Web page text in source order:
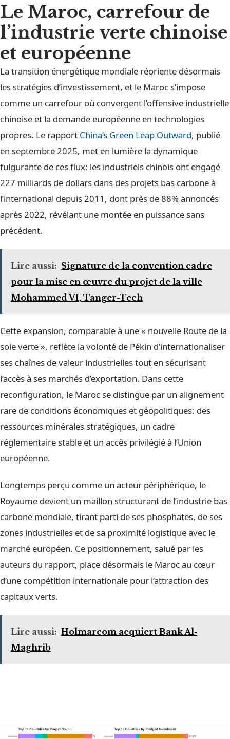
Le Maroc, carrefour de
l’industrie verte chinoise
et européenne
La transition énergétique mondiale réoriente désormais
les stratégies d’investissement, et le Maroc s’impose
comme un carrefour où convergent l’offensive industrielle
chinoise et la demande européenne en technologies
propres. Le rapport China’s Green Leap Outward, publié
en septembre 2025, met en lumière la dynamique
fulgurante de ces flux: les industriels chinois ont engagé
227 milliards de dollars dans des projets bas carbone à
l’international depuis 2011, dont près de 88% annoncés
après 2022, révélant une montée en puissance sans
précédent.
Lire aussi: Signature de la convention cadre
pour la mise en œuvre du projet de la ville
Mohammed VI, Tanger-Tech
Cette expansion, comparable à une « nouvelle Route de la
soie verte », reflète la volonté de Pékin d’internationaliser
ses chaînes de valeur industrielles tout en sécurisant
l’accès à ses marchés d’exportation. Dans cette
reconfiguration, le Maroc se distingue par un alignement
rare de conditions économiques et géopolitiques: des
ressources minérales stratégiques, un cadre
réglementaire stable et un accès privilégié à l’Union
européenne.
Longtemps perçu comme un acteur périphérique, le
Royaume devient un maillon structurant de l’industrie bas
carbone mondiale, tirant parti de ses phosphates, de ses
zones industrielles et de sa proximité logistique avec le
marché européen. Ce positionnement, salué par les
auteurs du rapport, place désormais le Maroc au cœur
d’une compétition internationale pour l’attraction des
capitaux verts.
Lire aussi: Holmarcom acquiert Bank Al-
Maghrib